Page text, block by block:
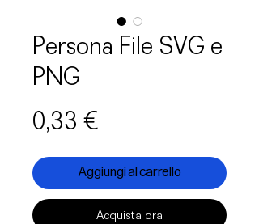
Persona File SVG e
PNG
0,33 €
Aggiungi al carrello
Acquista ora